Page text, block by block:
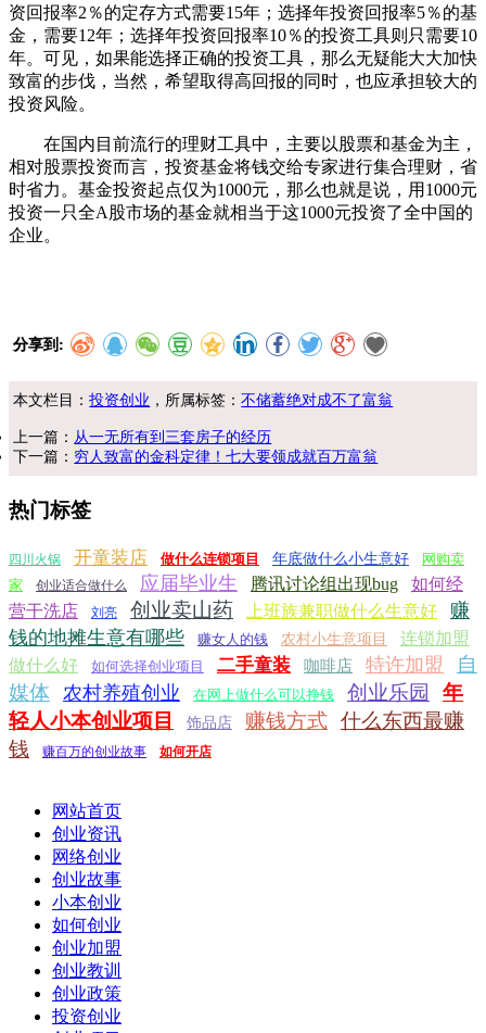
资回报率2％的定存方式需要15年；选择年投资回报率5％的基
金，需要12年；选择年投资回报率10％的投资工具则只需要10
年。可见，如果能选择正确的投资工具，那么无疑能大大加快
致富的步伐，当然，希望取得高回报的同时，也应承担较大的
投资风险。
在国内目前流行的理财工具中，主要以股票和基金为主，
相对股票投资而言，投资基金将钱交给专家进行集合理财，省
时省力。基金投资起点仅为1000元，那么也就是说，用1000元
投资一只全A股市场的基金就相当于这1000元投资了全中国的
企业。
分享到:
本文栏目：投资创业 ，所属标签：不储蓄绝对成不了富翁
上一篇： 从一无所有到三套房子的经历
下一篇： 穷人致富的金科定律！七大要领成就百万富翁
热门标签
四川火锅 开童装店 做什么连锁项目 年底做什么小生意好
网购卖
家
创业适合做什么 应届毕业生 腾讯讨论组出现bug
如何经
营干洗店
刘亮 创业卖山药 上班族兼职做什么生意好
赚
钱的地摊生意有哪些
赚女人的钱 农村小生意项目
连锁加盟
做什么好
如何选择创业项目 二手童装 咖啡店 特许加盟
自
媒体
农村养殖创业 在网上做什么可以挣钱 创业乐园
年
轻人小本创业项目
饰品店 赚钱方式 什么东西最赚
钱
赚百万的创业故事 如何开店
网站首页
创业资讯
网络创业
创业故事
小本创业
如何创业
创业加盟
创业教训
创业政策
投资创业